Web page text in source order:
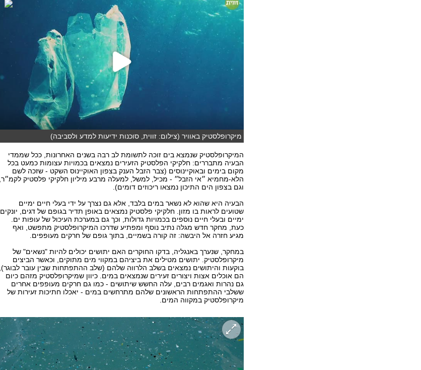
מיקרופלסטיק באוויר (צילום: זווית, סוכנות ידיעות למדע ולסביבה)
המיקרופלסטיק שנמצא בים זוכה לתשומת לב רבה בשנים האחרונות, ככל שממדי
הבעיה מתבררים: חלקיקי הפלסטיק הזעירים נמצאים בכמויות עצומות כמעט בכל
מקום בימים ובאוקיינוסים (צבר הזבל הענק בצפון האוקיינוס השקט - שזכה לשם
הלא-מחמיא ״אי הזבל״ - מכיל, למשל, למעלה מרבע מיליון חלקיקי פלסטיק לקמ״ר,
וגם בצפון הים התיכון נמצאו ריכוזים דומים).
הבעיה היא שהוא לא נשאר במים בלבד, אלא גם נצרך על ידי בעלי חיים ימיים
שטועים לראות בו מזון. חלקיקי פלסטיק נמצאים באופן תדיר בגופם של דגים, יונקים
ימיים ובעלי חיים נוספים בכמויות גדולות, וכך גם במערכת העיכול של עופות ים.
כעת, מחקר חדש מגלה נתיב נוסף ומפתיע שדרכו המיקרופלסטיק מתפשט, ואף
מגיע חזרה אל היבשה: זה קורה בשמיים, בתוך גופם של חרקים מעופפים.
במחקר, שנערך באנגליה, בדקו החוקרים האם יתושים יכולים להיות "נשאים" של
מיקרופלסטיק. יתושים מטילים את ביציהם במקווי מים מתוקים, וכאשר הביצים
בוקעות והיתושים נמצאים בשלב הלרווה שלהם (שלב ההתפתחות שבין עובר לבוגר),
הם אוכלים אצות ויצורים זעירים שנמצאים במים. כיוון שמיקרופלסטיק מזהם כיום
גם נהרות ואגמים רבים, עלה החשש שיתושים - כמו גם חרקים מעופפים אחרים
ששלבי ההתפתחות הראשונים שלהם מתרחשים במים - יאכלו חתיכות זעירות של
מיקרופלסטיק במקווה המים.